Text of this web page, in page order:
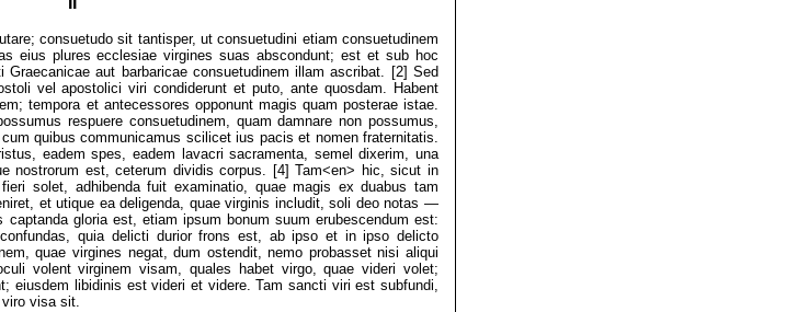
consuetudo sit tantisper, ut consuetudini etiam consuetudinem
eius plures ecclesiae virgines suas abscondunt; est et sub hoc
aut barbaricae consuetudinem illam ascribat. [2] Sed
vel apostolici viri condiderunt et puto, ante quosdam. Habent
tempora et antecessores opponunt magis quam posterae istae.
respuere consuetudinem, quam damnare non possumus,
quibus communicamus scilicet ius pacis et nomen fraternitatis.
eadem spes, eadem lavacri sacramenta, semel dixerim, una
nostrorum est, ceterum dividis corpus. [4] Tam<en> hic, sicut in
solet, adhibenda fuit examinatio, quae magis ex duabus tam
et utique ea deligenda, quae virginis includit, soli deo notas —
captanda gloria est, etiam ipsum bonum suum erubescendum est:
quia delicti durior frons est, ab ipso et in ipso delicto
quae virgines negat, dum ostendit, nemo probasset nisi aliqui
volent virginem visam, quales habet virgo, quae videri volet;
eiusdem libidinis est videri et videre. Tam sancti viri est subfundi,
visa sit.